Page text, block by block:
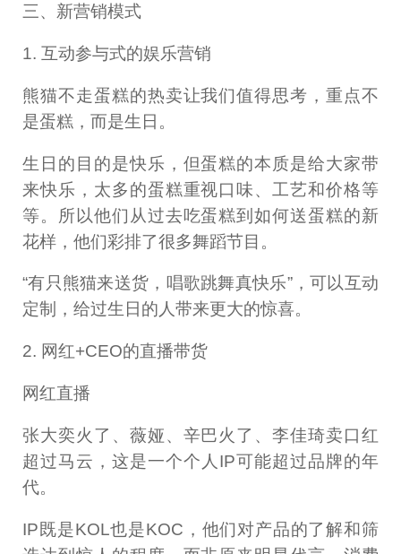
三、新营销模式
1. 互动参与式的娱乐营销
熊猫不走蛋糕的热卖让我们值得思考，重点不
是蛋糕，而是生日。
生日的目的是快乐，但蛋糕的本质是给大家带
来快乐，太多的蛋糕重视口味、工艺和价格等
等。所以他们从过去吃蛋糕到如何送蛋糕的新
花样，他们彩排了很多舞蹈节目。
“有只熊猫来送货，唱歌跳舞真快乐”，可以互动
定制，给过生日的人带来更大的惊喜。
2. 网红+CEO的直播带货
网红直播
张大奕火了、薇娅、辛巴火了、李佳琦卖口红
超过马云，这是一个个人IP可能超过品牌的年
代。
IP既是KOL也是KOC，他们对产品的了解和筛